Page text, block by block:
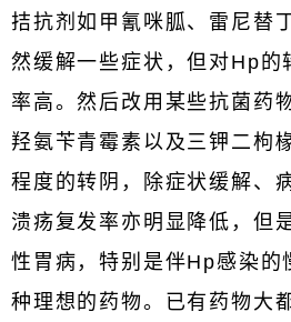
拮抗剂如甲氰咪胍、雷尼替
然缓解一些症状，但对Hp的
率高。然后改用某些抗菌药
羟氨苄青霉素以及三钾二枸
程度的转阴，除症状缓解、
溃疡复发率亦明显降低，但
性胃病，特别是伴Hp感染的
种理想的药物。已有药物大